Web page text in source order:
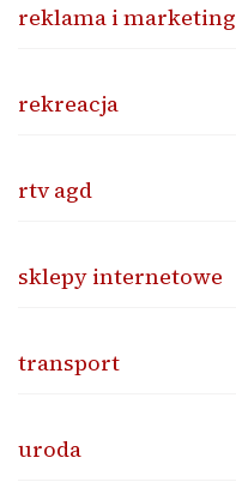
reklama i marketing
rekreacja
rtv agd
sklepy internetowe
transport
uroda